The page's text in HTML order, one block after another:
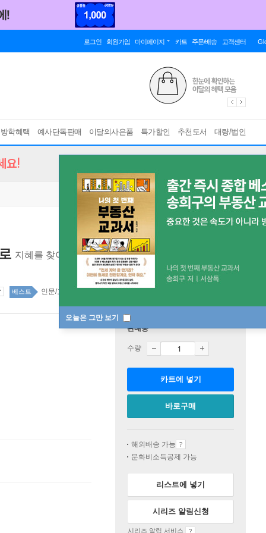
로그인 회원가입 마이페이지 카트 주문/배송 고객센터
학혜택 예사단독판매 이달의사은품 특가할인 추천도서 대량/법인
오늘은 그만 보기
요!
지혜를 찾아 138억 년을 달리는 시간 여행서
베스트 인문/교양 75위
판매중
수량
카트에 넣기
바로구매
해외배송 가능
문화비소득공제 가능
리스트에 넣기
시리즈 알림신청
시리즈 알림 서비스